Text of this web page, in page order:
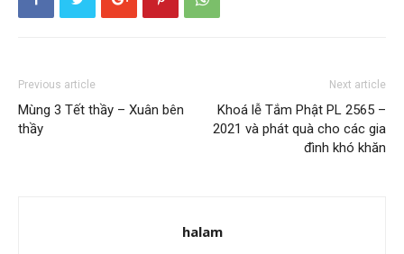
Previous article
Mùng 3 Tết thầy – Xuân bên
thầy
Next article
Khoá lễ Tắm Phật PL 2565 –
2021 và phát quà cho các gia
đình khó khăn
halam